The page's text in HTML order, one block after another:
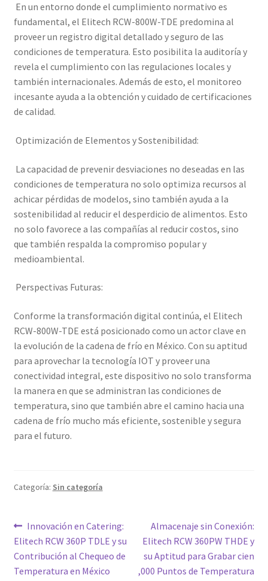
En un entorno donde el cumplimiento normativo es
fundamental, el Elitech RCW-800W-TDE predomina al
proveer un registro digital detallado y seguro de las
condiciones de temperatura. Esto posibilita la auditoría y
revela el cumplimiento con las regulaciones locales y
también internacionales. Además de esto, el monitoreo
incesante ayuda a la obtención y cuidado de certificaciones
de calidad.
Optimización de Elementos y Sostenibilidad:
La capacidad de prevenir desviaciones no deseadas en las
condiciones de temperatura no solo optimiza recursos al
achicar pérdidas de modelos, sino también ayuda a la
sostenibilidad al reducir el desperdicio de alimentos. Esto
no solo favorece a las compañías al reducir costos, sino
que también respalda la compromiso popular y
medioambiental.
Perspectivas Futuras:
Conforme la transformación digital continúa, el Elitech
RCW-800W-TDE está posicionado como un actor clave en
la evolución de la cadena de frío en México. Con su aptitud
para aprovechar la tecnología IOT y proveer una
conectividad integral, este dispositivo no solo transforma
la manera en que se administran las condiciones de
temperatura, sino que también abre el camino hacia una
cadena de frío mucho más eficiente, sostenible y segura
para el futuro.
Categoría: Sin categoría
Navegación
de
entradas
Entrada
anterior:
Innovación en Catering:
Elitech RCW 360P TDLE y su
Contribución al Chequeo de
Temperatura en México
Siguiente
entrada:
Almacenaje sin Conexión:
Elitech RCW 360PW THDE y
su Aptitud para Grabar cien
,000 Puntos de Temperatura